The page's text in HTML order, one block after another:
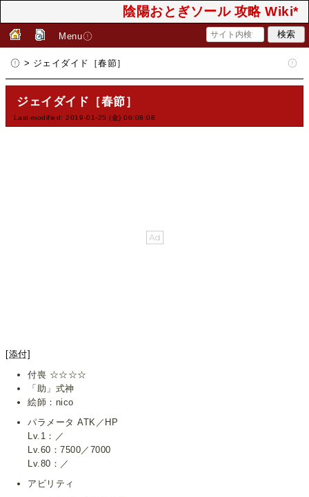
陰陽おとぎソール 攻略 Wiki*
Menu
> ジェイダイド［春節］
ジェイダイド［春節］
Last-modified: 2019-01-25 (金) 06:08:08
[添付]
付喪 ☆☆☆☆
「助」式神
絵師：nico
パラメータ ATK／HP
Lv.1：／
Lv.60：7500／7000
Lv.80：／
アビリティ